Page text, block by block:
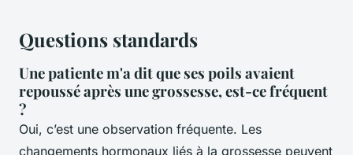
Questions standards
Une patiente m'a dit que ses poils avaient
repoussé après une grossesse, est-ce fréquent
?
Oui, c’est une observation fréquente. Les
changements hormonaux liés à la grossesse peuvent